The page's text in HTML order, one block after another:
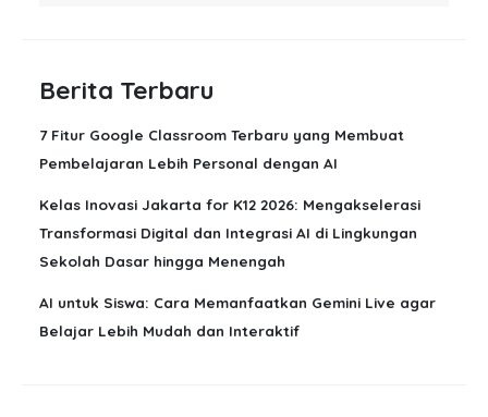
Berita Terbaru
7 Fitur Google Classroom Terbaru yang Membuat
Pembelajaran Lebih Personal dengan AI
Kelas Inovasi Jakarta for K12 2026: Mengakselerasi
Transformasi Digital dan Integrasi AI di Lingkungan
Sekolah Dasar hingga Menengah
AI untuk Siswa: Cara Memanfaatkan Gemini Live agar
Belajar Lebih Mudah dan Interaktif